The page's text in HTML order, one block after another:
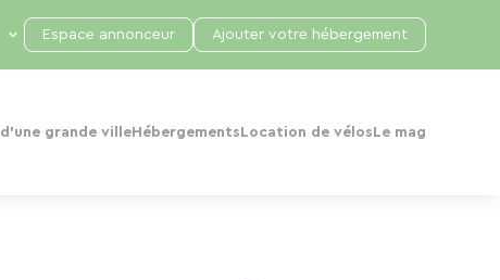
grande ville Hébergements Location de vélos Le mag
Espace annonceur Ajouter votre hébergement